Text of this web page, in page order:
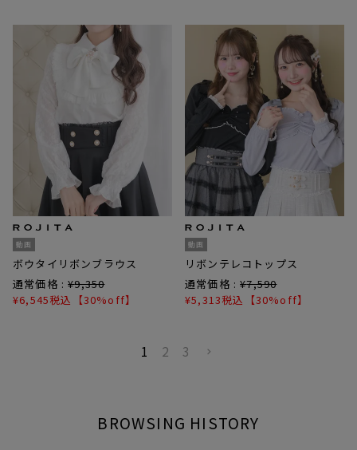
動画
ボウタイリボンブラウス
通常価格 : ¥9,350
¥6,545税込 【30%off】
動画
リボンテレコトップス
通常価格 : ¥7,590
¥5,313税込 【30%off】
1 2 3
BROWSING HISTORY